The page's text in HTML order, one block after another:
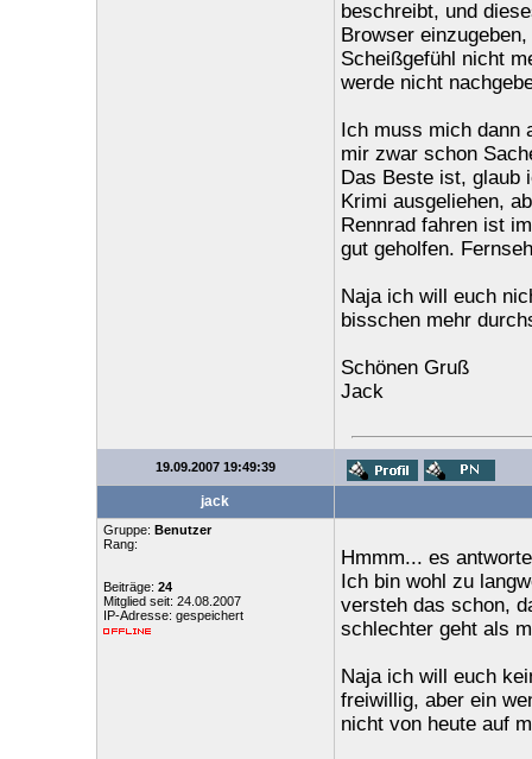
beschreibt, und
Browser
Scheißgefühl nicht
werde nicht
Ich muss mich dann
mir zwar schon
Das Beste ist, glaub
Krimi ausgeliehen,
Rennrad fahren ist
gut geholfen.
Naja ich will euch
bisschen mehr
Schönen Gruß
Jack
19.09.2007 19:49:39
jack
Gruppe: Benutzer
Rang:
Beiträge: 24
Mitglied seit: 24.08.2007
IP-Adresse: gespeichert
Hmmm... es
Ich bin wohl zu
versteh das schon,
schlechter geht als
Naja ich will euch
freiwillig, aber ein
nicht von heute auf